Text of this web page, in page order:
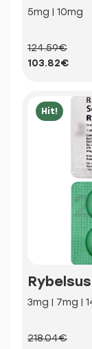
5mg | 10mg
124.59€
103.82€
Hit!
Rybelsus
3mg | 7mg |
218.04€